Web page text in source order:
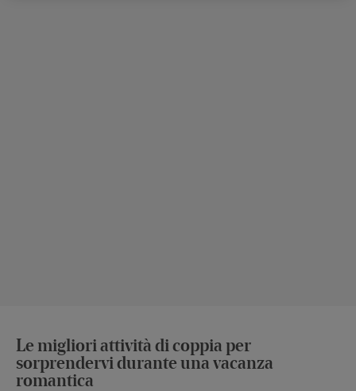
Le migliori attività di coppia per
sorprendervi durante una vacanza
romantica